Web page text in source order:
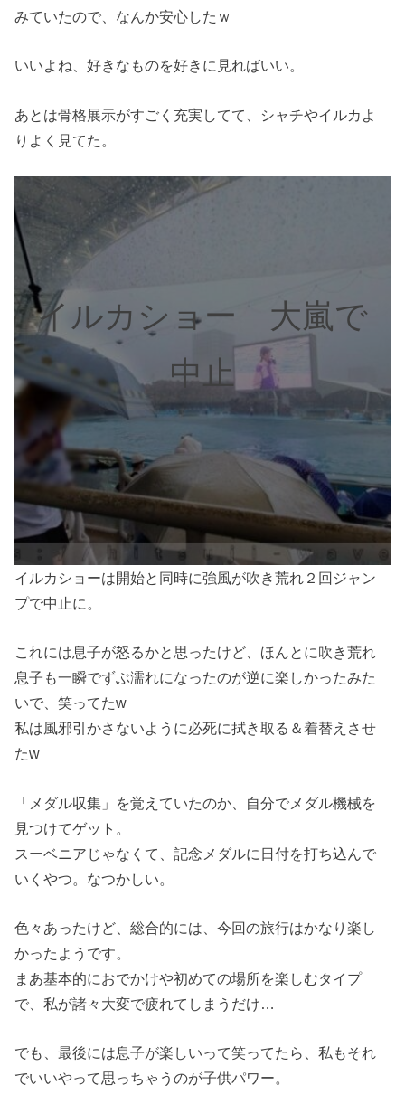
みていたので、なんか安心したｗ
いいよね、好きなものを好きに見ればいい。
あとは骨格展示がすごく充実してて、シャチやイルカよ
りよく見てた。
イルカショー 大嵐で
中止
イルカショーは開始と同時に強風が吹き荒れ２回ジャン
プで中止に。
これには息子が怒るかと思ったけど、ほんとに吹き荒れ
息子も一瞬でずぶ濡れになったのが逆に楽しかったみた
いで、笑ってたw
私は風邪引かさないように必死に拭き取る＆着替えさせ
たw
「メダル収集」を覚えていたのか、自分でメダル機械を
見つけてゲット。
スーベニアじゃなくて、記念メダルに日付を打ち込んで
いくやつ。なつかしい。
色々あったけど、総合的には、今回の旅行はかなり楽し
かったようです。
まあ基本的におでかけや初めての場所を楽しむタイプ
で、私が諸々大変で疲れてしまうだけ…
でも、最後には息子が楽しいって笑ってたら、私もそれ
でいいやって思っちゃうのが子供パワー。